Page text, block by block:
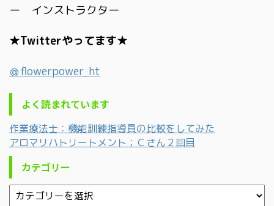
ー インストラクター
★Twitterやってます★
＠flowerpower_ht
よく読まれています
作業療法士：機能訓練指導員の比較をしてみた
アロマリハトリートメント；Ｃさん２回目
カテゴリー